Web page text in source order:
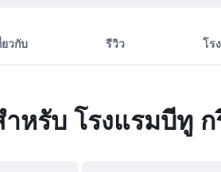
ยวกับ รีวิว โร
หรับ โรงแรมบีทู